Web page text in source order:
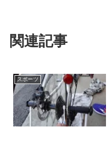
関連記事
スポーツ